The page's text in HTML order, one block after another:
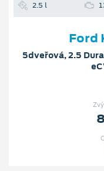
2.5 l
Ford
5dveřová, 2.5